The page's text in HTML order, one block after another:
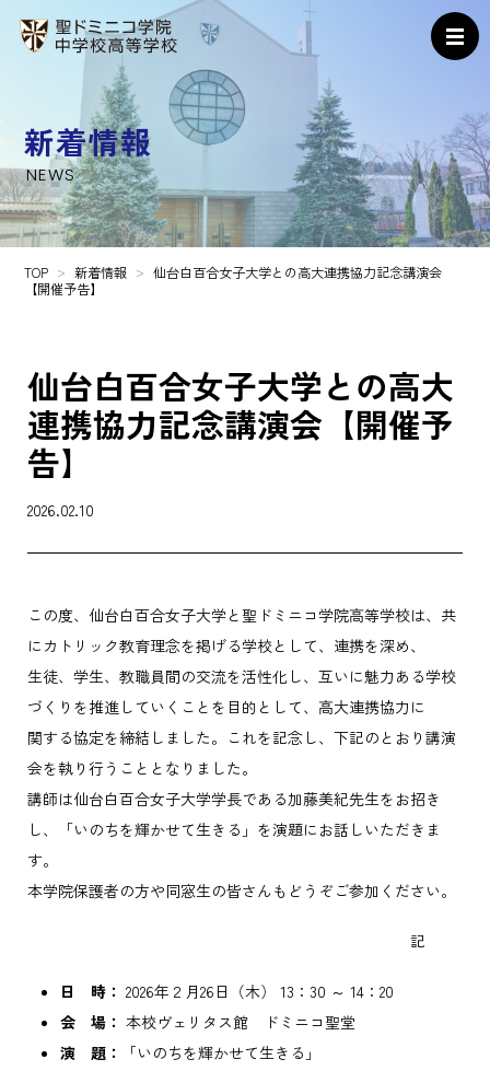
新着情報
NEWS
TOP 新着情報
仙台白百合女子大学との高大連携協力記念講演会
【開催予告】
仙台白百合女子大学との高大
連携協力記念講演会【開催予
告】
2026.02.10
この度、仙台白百合女子大学と聖ドミニコ学院高等学校は、共
にカトリック教育理念を掲げる学校として、連携を深め、
生徒、学生、教職員間の交流を活性化し、互いに魅力ある学校
づくりを推進していくことを目的として、高大連携協力に
関する協定を締結しました。これを記念し、下記のとおり講演
会を執り行うこととなりました。
講師は仙台白百合女子大学学長である加藤美紀先生をお招き
し、「いのちを輝かせて生きる」を演題にお話しいただきま
す。
本学院保護者の方や同窓生の皆さんもどうぞご参加ください。
記
日 時： 2026年２月26日（木） 13：30 ～ 14：20
会 場： 本校ヴェリタス館 ドミニコ聖堂
演 題：
「いのちを輝かせて生きる」